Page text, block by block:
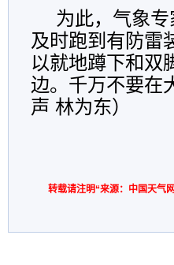
为此，气象
及时跑到有防雷
以就地蹲下和双
边。千万不要在
声 林为东）
转载请注明“来源：中国天气网